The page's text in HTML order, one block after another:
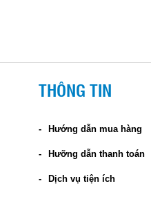
THÔNG TIN
Hướng dẫn mua hàng
Hưỡng dẫn thanh toán
Dịch vụ tiện ích